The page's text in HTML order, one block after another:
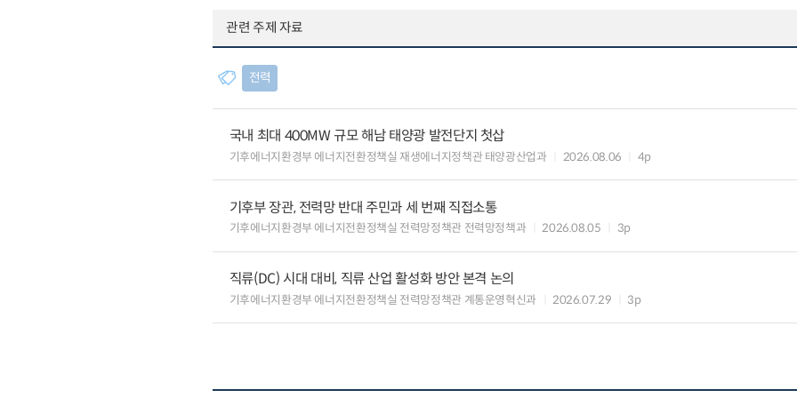
관련 주제 자료
전력
국내 최대 400MW 규모 해남 태양광 발전단지 첫삽
기후에너지환경부 에너지전환정책실 재생에너지정책관 태양광산업과 2026.08.06 4p
기후부 장관, 전력망 반대 주민과 세 번째 직접소통
기후에너지환경부 에너지전환정책실 전력망정책관 전력망정책과 2026.08.05 3p
직류(DC) 시대 대비, 직류 산업 활성화 방안 본격 논의
기후에너지환경부 에너지전환정책실 전력망정책관 계통운영혁신과 2026.07.29 3p